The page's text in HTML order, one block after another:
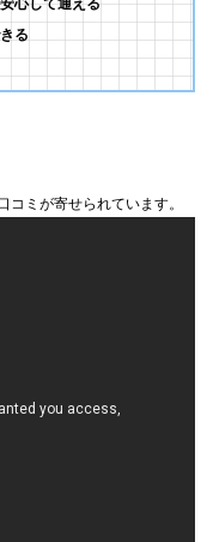
る
ミが寄せられています。